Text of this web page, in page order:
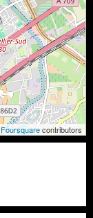
Foursquarecontributors